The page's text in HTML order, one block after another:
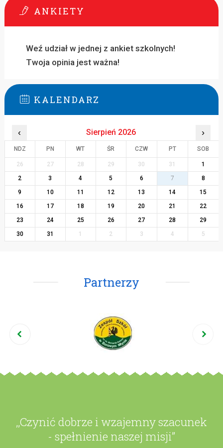
ANKIETY
Weź udział w jednej z ankiet szkolnych!
Twoja opinia jest ważna!
KALENDARZ
‹ Sierpień 2026 ›
NDZ PN WT ŚR CZW PT SOB
26 27 28 29 30 31
1
2
3 4 5 6 7
8
9
10 11 12 13 14
15
16
17 18 19 20 21
22
23
24 25 26 27 28
29
30
31 1 2 3 4 5
Partnerzy
,,Czynić dobrze i wzajemny szacunek
- spełnienie naszej misji”